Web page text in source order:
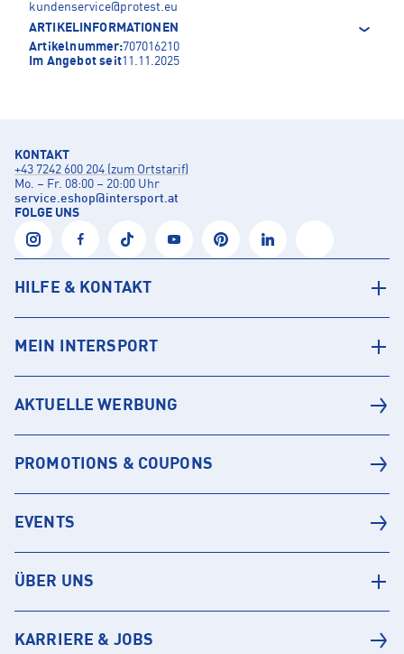
kundenservice@protest.eu
ARTIKELINFORMATIONEN
Artikelnummer:707016210
Im Angebot seit11.11.2025
KONTAKT
+43 7242 600 204 (zum Ortstarif)
Mo. – Fr. 08:00 – 20:00 Uhr
service.eshop@intersport.at
FOLGE UNS
HILFE & KONTAKT
MEIN INTERSPORT
AKTUELLE WERBUNG
PROMOTIONS & COUPONS
EVENTS
ÜBER UNS
KARRIERE & JOBS